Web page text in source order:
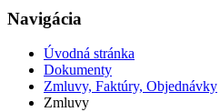
Navigácia
Úvodná stránka
Dokumenty
Zmluvy, Faktúry, Objednávky
Zmluvy